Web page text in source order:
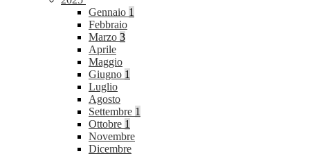
Gennaio 1
Febbraio
Marzo 3
Aprile
Maggio
Giugno 1
Luglio
Agosto
Settembre 1
Ottobre 1
Novembre
Dicembre